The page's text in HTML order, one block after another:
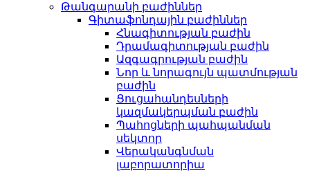
Թանգարանի բաժիններ
Գիտաֆոնդային բաժիններ
Հնագիտության բաժին
Դրամագիտության բաժին
Ազգագրության բաժին
Նոր և նորագույն պատմության
բաժին
Ցուցահանդեսների
կազմակերպման բաժին
Պահոցների պահպանման
սեկտոր
Վերականգնման
լաբորատորիա